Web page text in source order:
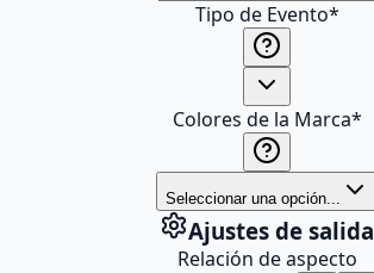
Tipo de Evento*
Colores de la Marca*
Seleccionar una opción...
Ajustes de salida
Relación de aspecto